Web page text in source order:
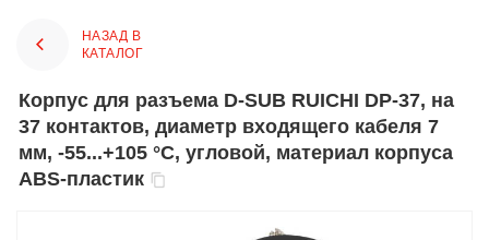
НАЗАД В
КАТАЛОГ
Корпус для разъема D-SUB RUICHI DP-37, на
37 контактов, диаметр входящего кабеля 7
мм, -55...+105 °С, угловой, материал корпуса
ABS-пластик